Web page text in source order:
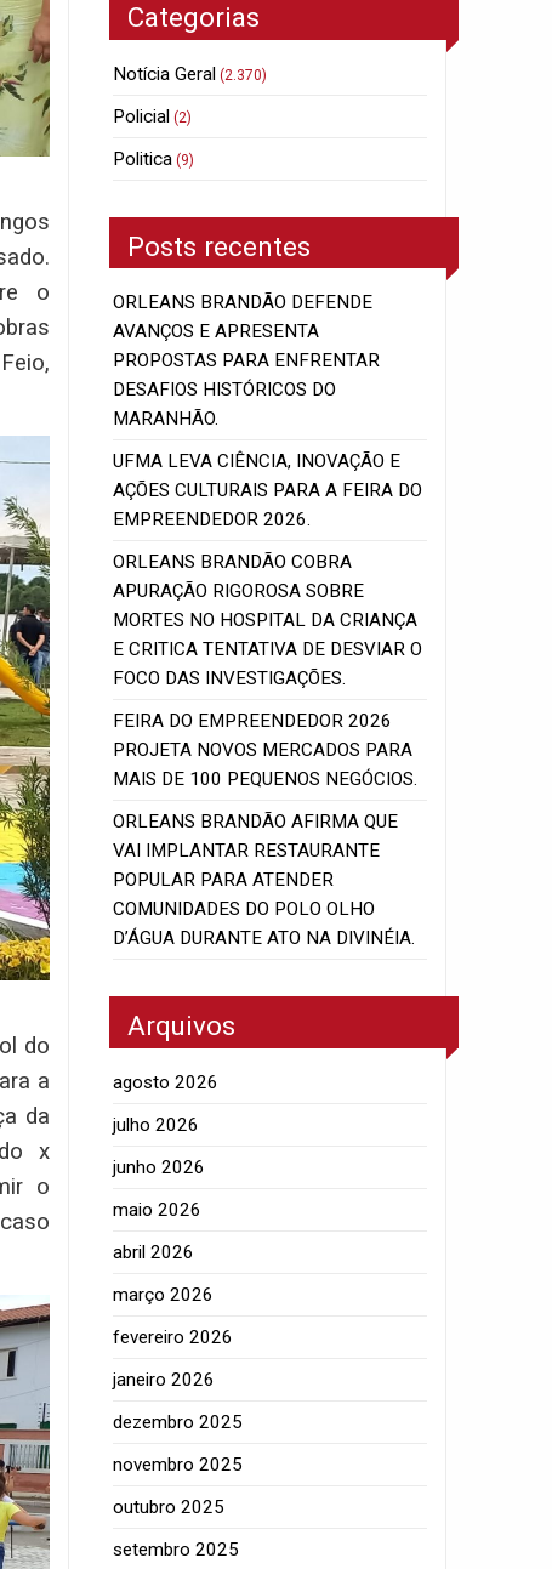
o
do
a
da
x
o
Categorias
Notícia Geral (2.370)
Policial (2)
Politica (9)
Posts recentes
ORLEANS BRANDÃO DEFENDE
AVANÇOS E APRESENTA
PROPOSTAS PARA ENFRENTAR
DESAFIOS HISTÓRICOS DO
MARANHÃO.
UFMA LEVA CIÊNCIA, INOVAÇÃO E
AÇÕES CULTURAIS PARA A FEIRA DO
EMPREENDEDOR 2026.
ORLEANS BRANDÃO COBRA
APURAÇÃO RIGOROSA SOBRE
MORTES NO HOSPITAL DA CRIANÇA
E CRITICA TENTATIVA DE DESVIAR O
FOCO DAS INVESTIGAÇÕES.
FEIRA DO EMPREENDEDOR 2026
PROJETA NOVOS MERCADOS PARA
MAIS DE 100 PEQUENOS NEGÓCIOS.
ORLEANS BRANDÃO AFIRMA QUE
VAI IMPLANTAR RESTAURANTE
POPULAR PARA ATENDER
COMUNIDADES DO POLO OLHO
D’ÁGUA DURANTE ATO NA DIVINÉIA.
Arquivos
agosto 2026
julho 2026
junho 2026
maio 2026
abril 2026
março 2026
fevereiro 2026
janeiro 2026
dezembro 2025
novembro 2025
outubro 2025
setembro 2025